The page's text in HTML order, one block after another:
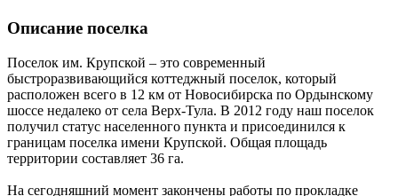
Описание поселка
Поселок им. Крупской – это современный
быстроразвивающийся коттеджный поселок, который
расположен всего в 12 км от Новосибирска по Ордынскому
шоссе недалеко от села Верх-Тула. В 2012 году наш поселок
получил статус населенного пункта и присоединился к
границам поселка имени Крупской. Общая площадь
территории составляет 36 га.
На сегодняшний момент закончены работы по прокладке